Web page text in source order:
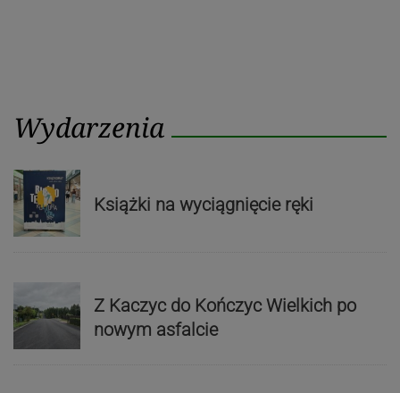
Wydarzenia
Książki na wyciągnięcie ręki
Z Kaczyc do Kończyc Wielkich po
nowym asfalcie